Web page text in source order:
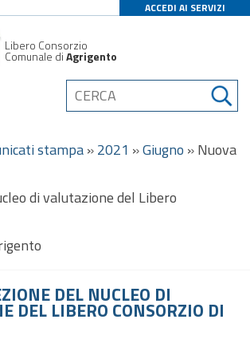
ACCEDI AI SERVIZI
Libero Consorzio
Comunale diAgrigento
stampa»2021 »Giugno »Nuova
di valutazione del Libero
DEL NUCLEO DI
DEL LIBERO CONSORZIO DI